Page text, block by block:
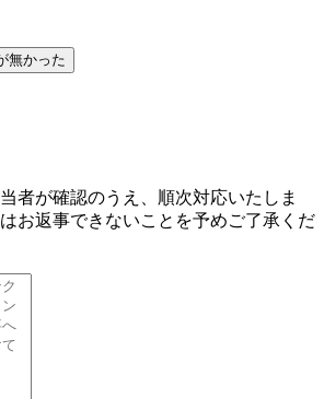
無かった
者が確認のうえ、順次対応いたしま
お返事できないことを予めご了承くだ